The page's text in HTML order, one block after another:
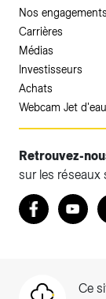
Nos engagements
Carrières
Médias
Investisseurs
Achats
Webcam Jet d'eau
Retrouvez-
sur les réseaux
Retrouvez nous
Youtube
Ce
Accéder à
Votre espace
Particuliers)